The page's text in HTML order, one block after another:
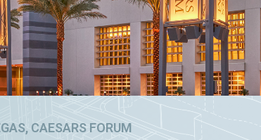
CAESARS FORUM